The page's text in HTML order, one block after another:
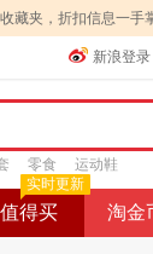
藏夹，折扣信息一手
新浪登录
零食 运动鞋
值得买
实时更新
淘金